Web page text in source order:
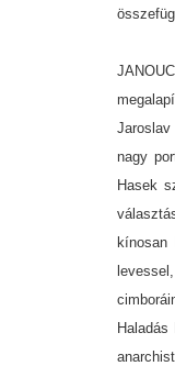
nagy
Hasek